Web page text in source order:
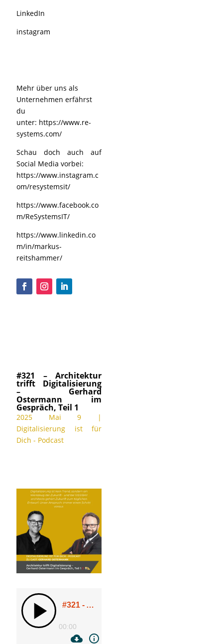
LinkedIn
instagram
Mehr über uns als
Unternehmen erfährst
du
unter: https://www.re-
systems.com/
Schau doch auch auf
Social Media vorbei:
https://www.instagram.c
om/resystemsit/
https://www.facebook.co
m/ReSystemsIT/
https://www.linkedin.co
m/in/markus-
reitshammer/
#321 – Architektur
trifft Digitalisierung
– Gerhard
Ostermann im
Gespräch, Teil 1
2025 Mai 9 |
Digitalisierung ist für
Dich - Podcast